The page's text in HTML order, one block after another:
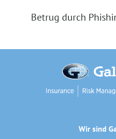
Betrug durch
Wir sind